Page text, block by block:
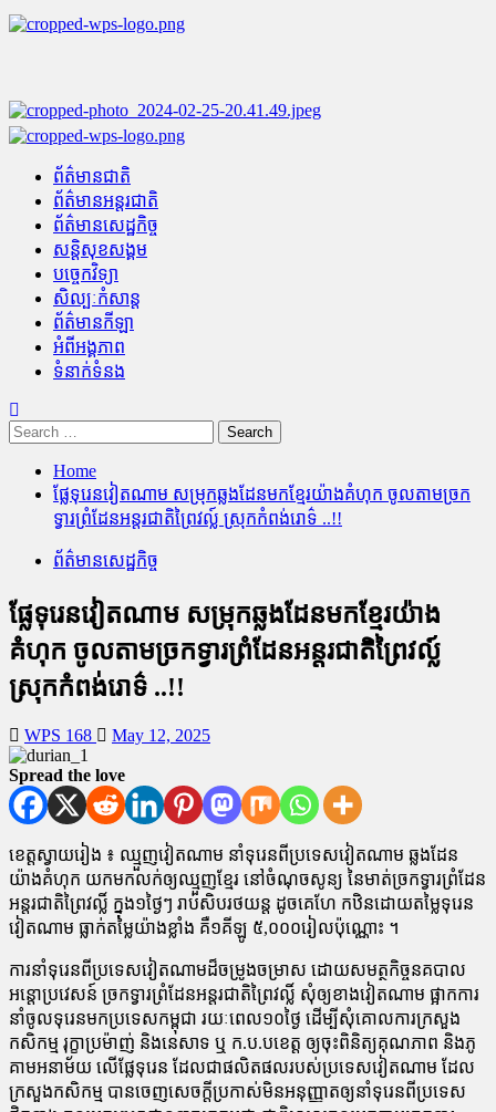
Skip
to
Primary
ព័ត៌មានជាតិ
ព័ត៌មានអន្តរជាតិ
ព័ត៌មានសេដ្ឋកិច្ច
សន្តិសុខសង្គម
បច្ចេកវិទ្យា
សិល្បៈកំសាន្ត
ព័ត៌មានកីឡា
អំពីអង្គភាព
ទំនាក់ទំនង
Search
for:
Home
ផ្លែ​ទុរេន​វៀតណាម សម្រុក​ឆ្លង​ដែន​មក​ខ្មែរ​យ៉ាង​គំហុក ចូល​តាម​ច្រក​
ទ្វារ​ព្រំដែន​អន្តរជាតិព្រៃ​វ​ល្ល៍ ស្រុក​កំពង់​រោ​ទ៌ ..!!
ព័ត៌មានសេដ្ឋកិច្ច
ផ្លែ​ទុរេន​វៀតណាម សម្រុក​ឆ្លង​ដែន​មក​ខ្មែរ​យ៉ាង​
គំហុក ចូល​តាម​ច្រក​ទ្វារ​ព្រំដែន​អន្តរជាតិព្រៃ​វ​ល្ល៍
ស្រុក​កំពង់​រោ​ទ៌ ..!!
WPS 168 May 12, 2025
Spread the love
ខេត្តស្វាយរៀង ៖ ឈ្មួញ​វៀតណាម នាំ​ទុរេន​ពី​ប្រទេស​វៀតណាម ឆ្លង​ដែន​
យ៉ាង​គំហុក យក​មក​លក់​ឲ្យ​ឈ្មួញ​ខ្មែរ នៅ​ចំណុចសូន្យ នៃ​មាត់ច្រក​ទ្វារ​ព្រំដែន​
អន្តរជាតិ​ព្រៃ​វ​ល្លិ៍ ក្នុង​១​ថ្ងៃ​ៗ រាប់​សិប​រថយន្ត ដូច​គេ​ហែ កឋិន​ដោយ​តម្លៃ​ទុរេន​
វៀតណាម ធ្លាក់​តម្លៃ​យ៉ាង​ខ្លាំង គឺ​១​គីឡូ ៥,០០០​រៀល​ប៉ុណ្ណោះ ។
ការ​នាំ​ទុរេន​ពី​ប្រទេស​វៀតណាម​ដ៏​ចម្រូងចម្រាស ដោយ​សមត្ថកិច្ច​នគ​បាល​
អន្តោប្រវេសន៍ ច្រក​ទ្វារ​ព្រំដែន​អន្តរជាតិ​ព្រៃ​វ​ល្លិ៍ សុំ​ឲ្យ​ខាង​វៀតណាម ផ្អាក​ការ​
នាំ​ចូល​ទុរេន​មក​ប្រទេស​កម្ពុជា រយៈពេល​១០​ថ្ងៃ ដើម្បី​សុំ​គោល​ការ​ក្រសួង
កសិកម្ម រុក្ខា​ប្រ​ម៉ា​ញ់ និង​នេសាទ ឬ ក​.​ប​.​ប​ខេត្ត ឲ្យ​ចុះ​ពិនិត្យ​គុណភាព និង​ភូ​
គា​ម​អនាម័យ លើ​ផ្លែ​ទុរេន ដែល​ជា​ផលិតផល​របស់​ប្រទេស​វៀតណាម ដែល​
ក្រសួងកសិកម្ម បាន​ចេញ​សេចក្តី​ប្រកាស់​មិន​អនុញ្ញាត​ឲ្យ​នាំ​ទុរេន​ពី​ប្រទេស​